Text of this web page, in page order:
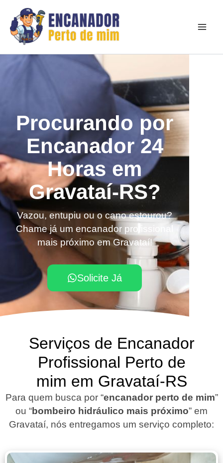
para
conteúdo
Procurando por
Encanador 24
Horas em
Gravataí-RS?
Vazou, entupiu ou o cano estourou?
Chame já um encanador profissional
mais próximo em Gravataí!
Solicite Já
Serviços de Encanador
Profissional Perto de
mim em Gravataí-RS
Para quem busca por “encanador perto de mim”
ou “bombeiro hidráulico mais próximo” em
Gravataí, nós entregamos um serviço completo: